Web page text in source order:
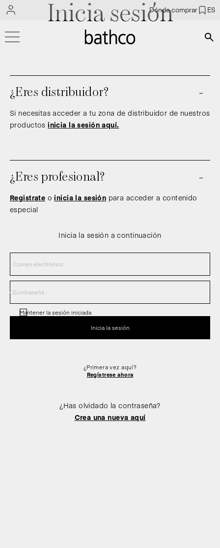
Dónde comprar ES
Inicia sesión
¿Eres distribuidor?
Si necesitas acceder a tu zona de distribuidor de nuestros
productosinicia la sesión aquí.
¿Eres profesional?
Registrate oinicia la sesión para acceder a contenido
especial
Inicia la sesión a continuación
Mantener la sesión iniciada
¿Primera vez aquí?
Regístrese ahora
¿Has olvidado la contraseña?
Crea una nueva aquí